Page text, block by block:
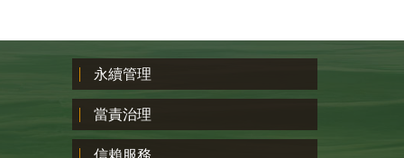
永續管理
當責治理